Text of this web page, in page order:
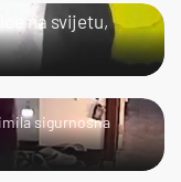
na svijetu,
sigurnosna